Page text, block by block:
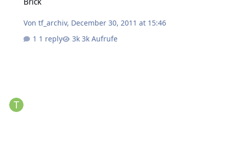
Vontf_archiv, December 30, 2011 at 15:46
1 reply
3k Aufrufe